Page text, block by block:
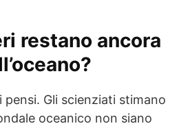
restano ancora
Gli scienziati stimano
oceanico non siano